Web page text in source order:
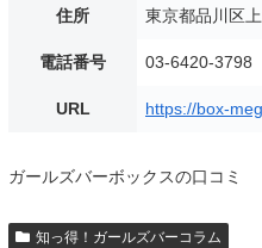
住所 東京都品川区
電話番号 03-6420-3798
URL https://box-
ガールズバーボックスの口コミ
知っ得！ガールズバーコラム